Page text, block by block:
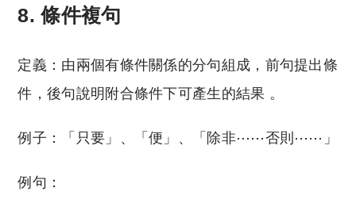
8. 條件複句
定義：由兩個有條件關係的分句組成，前句提出條
件，後句說明附合條件下可產生的結果 。
例子：「只要」、「便」、「除非⋯⋯否則⋯⋯」
例句：